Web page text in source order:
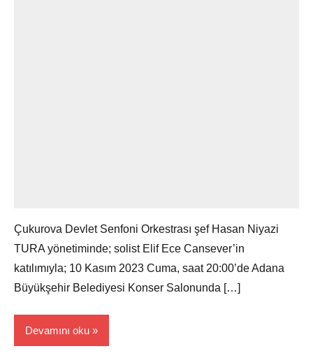
Çukurova Devlet Senfoni Orkestrası şef Hasan Niyazi
TURA yönetiminde; solist Elif Ece Cansever’in
katılımıyla; 10 Kasım 2023 Cuma, saat 20:00’de Adana
Büyükşehir Belediyesi Konser Salonunda […]
Devamını oku